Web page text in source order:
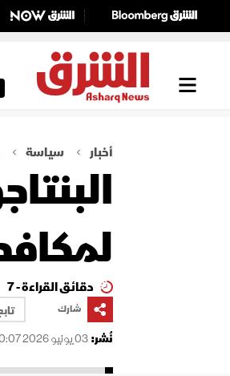
أخبار سياسة
دقائق القراءة - 7
شارك
نُشر:03 يونيو 2026 10:07